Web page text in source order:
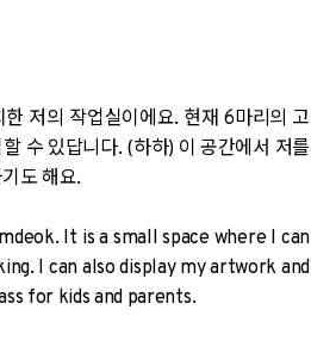
저의 작업실이에요. 현재 6마리의 고
수 있답니다. (하하) 이 공간에서 저를
도 해요.
It is a small space where I can
I can also display my artwork and
for kids and parents.